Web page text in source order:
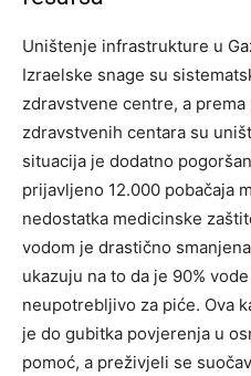
Uništenje infrastrukture u
Izraelske snage su
zdravstvene centre, a
zdravstvenih centara su
situacija je dodatno
prijavljeno 12.000 pobačaja
nedostatka medicinske
vodom je drastično
ukazuju na to da je 90%
neupotrebljivo za piće. Ova
je do gubitka povjerenja u
pomoć, a preživjeli se